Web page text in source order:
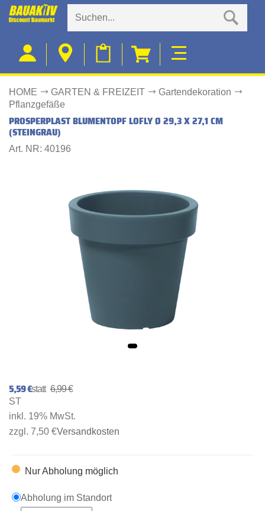
HOME GARTEN & FREIZEIT
Gartendekoration
Pflanzgefäße
PROSPERPLAST BLUMENTOPF LOFLY Ø 29,3 X 27,1 CM
(STEINGRAU)
Art. NR: 40196
6,99 €
5,59 €
ST
inkl. 19% MwSt.
zzgl. 7,50 €Versandkosten
Nur Abholung möglich
Abholung im Standort